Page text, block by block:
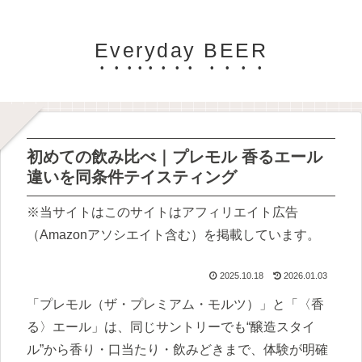
Everyday BEER
初めての飲み比べ｜プレモル 香るエール
違いを同条件テイスティング
※当サイトはこのサイトはアフィリエイト広告
（Amazonアソシエイト含む）を掲載しています。
2025.10.18 2026.01.03
「プレモル（ザ・プレミアム・モルツ）」と「〈香
る〉エール」は、同じサントリーでも“醸造スタイ
ル”から香り・口当たり・飲みどきまで、体験が明確